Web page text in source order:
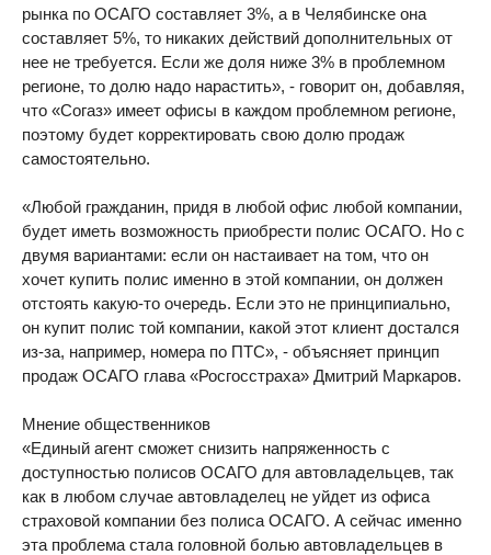
рынка по ОСАГО составляет 3%, а в Челябинске она
составляет 5%, то никаких действий дополнительных от
нее не требуется. Если же доля ниже 3% в проблемном
регионе, то долю надо нарастить», - говорит он, добавляя,
что «Согаз» имеет офисы в каждом проблемном регионе,
поэтому будет корректировать свою долю продаж
самостоятельно.
«Любой гражданин, придя в любой офис любой компании,
будет иметь возможность приобрести полис ОСАГО. Но с
двумя вариантами: если он настаивает на том, что он
хочет купить полис именно в этой компании, он должен
отстоять какую-то очередь. Если это не принципиально,
он купит полис той компании, какой этот клиент достался
из-за, например, номера по ПТС», - объясняет принцип
продаж ОСАГО глава «Росгосстраха» Дмитрий Маркаров.
Мнение общественников
«Единый агент сможет снизить напряженность с
доступностью полисов ОСАГО для автовладельцев, так
как в любом случае автовладелец не уйдет из офиса
страховой компании без полиса ОСАГО. А сейчас именно
эта проблема стала головной болью автовладельцев в